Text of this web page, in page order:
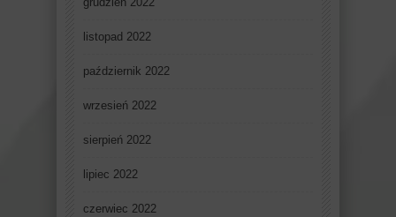
listopad 2022
październik 2022
wrzesień 2022
sierpień 2022
lipiec 2022
czerwiec 2022